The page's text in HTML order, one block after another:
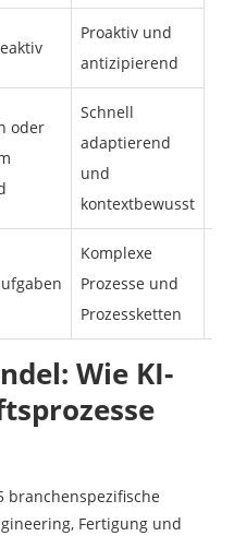
Proaktiv und
antizipierend
oder
Schnell
adaptierend
und
kontextbewusst
Komplexe
Prozesse und
Prozessketten
Wie KI-
branchenspezifische
Fertigung und